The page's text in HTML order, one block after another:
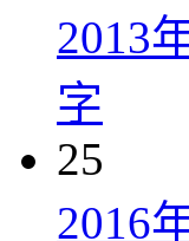
2013
字
25
2016